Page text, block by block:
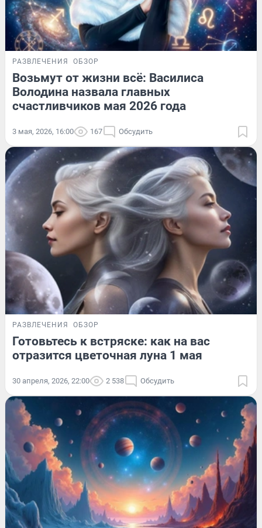
РАЗВЛЕЧЕНИЯ ОБЗОР
Возьмут от жизни всё: Василиса
Володина назвала главных
счастливчиков мая 2026 года
3 мая, 2026, 16:00 167 Обсудить
РАЗВЛЕЧЕНИЯ ОБЗОР
Готовьтесь к встряске: как на вас
отразится цветочная луна 1 мая
30 апреля, 2026, 22:00 2 538 Обсудить